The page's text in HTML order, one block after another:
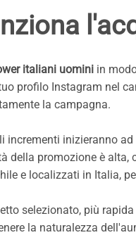
italiani uomini in
profilo Instagram nel
la campagna.
incrementi inizieranno
della promozione è alta,
e localizzati in Italia,
selezionato, più
la naturalezza